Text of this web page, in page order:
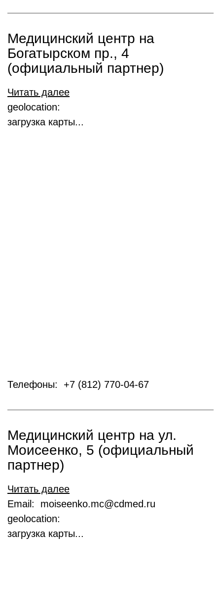
Медицинский центр на
Богатырском пр., 4
(официальный партнер)
Читать далее
geolocation:
загрузка карты...
Телефоны: +7 (812) 770-04-67
Медицинский центр на ул.
Моисеенко, 5 (официальный
партнер)
Читать далее
Email: moiseenko.mc@cdmed.ru
geolocation:
загрузка карты...